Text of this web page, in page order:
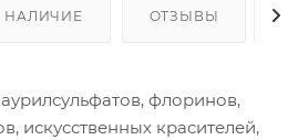
НАЛИЧИЕ ОТЗЫВЫ
флоринов,
искусственных красителей,